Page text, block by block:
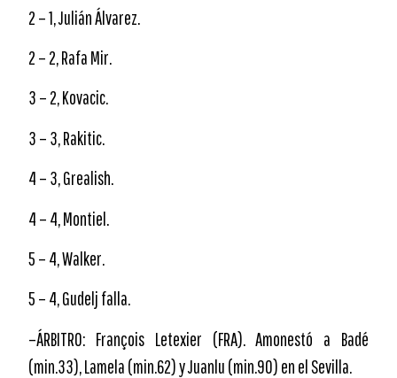
2 – 1, Julián Álvarez.
2 – 2, Rafa Mir.
3 – 2, Kovacic.
3 – 3, Rakitic.
4 – 3, Grealish.
4 – 4, Montiel.
5 – 4, Walker.
5 – 4, Gudelj falla.
–ÁRBITRO: François Letexier (FRA). Amonestó a Badé
(min.33), Lamela (min.62) y Juanlu (min.90) en el Sevilla.